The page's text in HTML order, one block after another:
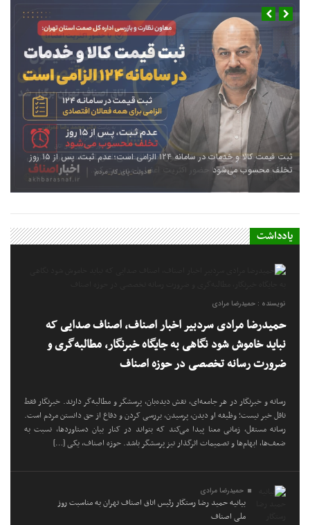
ثبت قیمت کالا و خدمات در سامانه ۱۲۴ الزامی است؛ عدم ثبت، پس از ۱۵ روز
تخلف محسوب می‌شود
یادداشت
نویسنده : حمیدرضا مرادی
حمیدرضا مرادی سردبیر اخبار اصناف، اصناف صدایی که
نباید خاموش شود نگاهی به جایگاه خبرنگار، مطالبه‌گری و
ضرورت رسانه تخصصی در حوزه اصناف
رسانه و خبرنگار در هر جامعه‌ای، نقش دیده‌بان، پرسشگر و مطالبه‌گر دارند. خبرنگار فقط
ناقل خبر نیست؛ وظیفه او دیدن، پرسیدن، بررسی کردن و دفاع از حق دانستن مردم است.
رسانه مستقل، زمانی معنا پیدا می‌کند که بتواند در کنار بیان دستاوردها، نسبت به
ضعف‌ها، ابهام‌ها و تصمیمات اثرگذار نیز پرسشگر باشد. حوزه اصناف، یکی […]
حمیدرضا مرادی
بیانیه حمید رضا رستگار رئیس اتاق اصناف تهران به مناسبت روز
ملی اصناف